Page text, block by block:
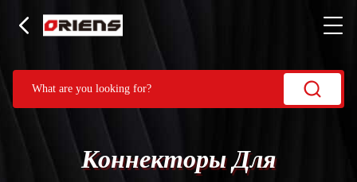
Коннекторы Для